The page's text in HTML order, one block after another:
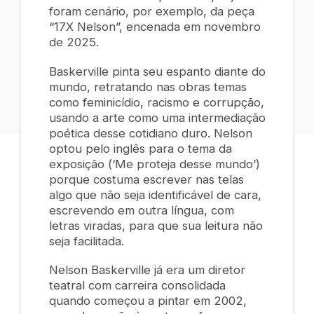
foram cenário, por exemplo, da peça
“17X Nelson”, encenada em novembro
de 2025.
Baskerville pinta seu espanto diante do
mundo, retratando nas obras temas
como feminicídio, racismo e corrupção,
usando a arte como uma intermediação
poética desse cotidiano duro. Nelson
optou pelo inglês para o tema da
exposição (‘Me proteja desse mundo’)
porque costuma escrever nas telas
algo que não seja identificável de cara,
escrevendo em outra língua, com
letras viradas, para que sua leitura não
seja facilitada.
Nelson Baskerville já era um diretor
teatral com carreira consolidada
quando começou a pintar em 2002,